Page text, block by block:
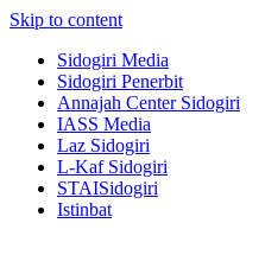
Skip to content
Sidogiri Media
Sidogiri Penerbit
Annajah Center Sidogiri
IASS Media
Laz Sidogiri
L-Kaf Sidogiri
STAISidogiri
Istinbat